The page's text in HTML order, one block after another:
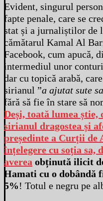
Evident, singurul
fapte penale, care se
stat și a jurnaliștilor de
cămătarul Kamal Al
Facebook, cum apucă,
intermediul unor
dar cu topică arabă,
sirianul ”a ajutat sute
fără să fie în stare să
Deși, toată lumea
sirianul dragostea și
președinte a Curții de
înțelegere cu soția sa,
averea obținută ilicit
Hamati cu o
5%! Totul e negru pe